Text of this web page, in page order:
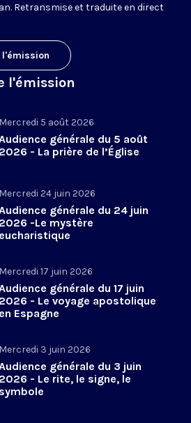
Retransmise et traduite en direct
l'émission
Mercredi 5 août 2026
générale du 5 août
2026 - La prière de l’Église
Mercredi 24 juin 2026
générale du 24 juin
2026 -Le mystère
eucharistique
Mercredi 17 juin 2026
générale du 17 juin
2026 - Le voyage apostolique
en Espagne
Mercredi 3 juin 2026
générale du 3 juin
2026 - Le rite, le signe, le
symbole